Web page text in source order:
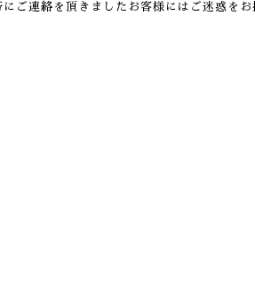
ご連絡を頂きましたお客様にはご迷惑を